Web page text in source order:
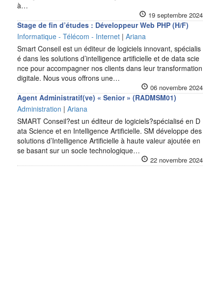
à…
19 septembre 2024
Stage de fin d’études : Développeur Web PHP (H/F)
Informatique - Télécom - Internet | Ariana
Smart Conseil est un éditeur de logiciels innovant, spécialis
é dans les solutions d’intelligence artificielle et de data scie
nce pour accompagner nos clients dans leur transformation
digitale. Nous vous offrons une…
06 novembre 2024
Agent Administratif(ve) « Senior » (RADMSM01)
Administration | Ariana
SMART Conseil?est un éditeur de logiciels?spécialisé en D
ata Science et en Intelligence Artificielle. SM développe des
solutions d’Intelligence Artificielle à haute valeur ajoutée en
se basant sur un socle technologique…
22 novembre 2024